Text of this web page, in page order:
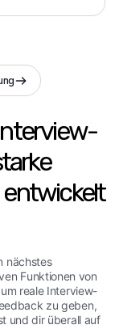
entwickelt
nächstes
Funktionen von
reale Interview-
zu geben,
und dir überall auf